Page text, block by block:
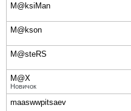
M@ksiMan
M@kson
M@steRS
M@X
Новичок
maaswwpitsaev